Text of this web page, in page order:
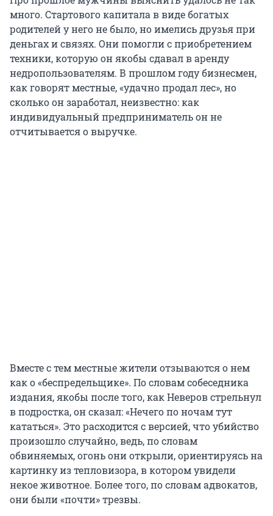
много. Стартового капитала в виде богатых
родителей у него не было, но имелись друзья при
деньгах и связях. Они помогли с приобретением
техники, которую он якобы сдавал в аренду
недропользователям. В прошлом году бизнесмен,
как говорят местные, «удачно продал лес», но
сколько он заработал, неизвестно: как
индивидуальный предприниматель он не
отчитывается о выручке.
Вместе с тем местные жители отзываются о нем
как о «беспредельщике». По словам собеседника
издания, якобы после того, как Неверов стрельнул
в подростка, он сказал: «Нечего по ночам тут
кататься». Это расходится с версией, что убийство
произошло случайно, ведь, по словам
обвиняемых, огонь они открыли, ориентируясь на
картинку из тепловизора, в котором увидели
некое животное. Более того, по словам адвокатов,
они были «почти» трезвы.